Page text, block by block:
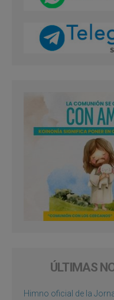
ÚLTIMAS
Himno oficial de la